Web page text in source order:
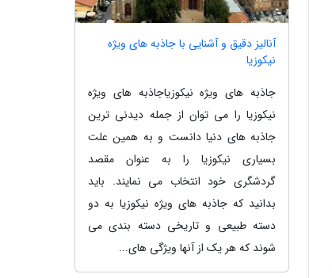
آنالیز دقیق و آشنایی با جاذبه های ویژه
نیکوزیا
جاذبه های ویژه نیکوزیاجاذبه های ویژه
نیکوزیا را می توان از جمله دیدنی ترین
جاذبه های دنیا دانست و به همین علت
بسیاری نیکوزیا را به عنوان مقصد
گردشگری خود انتخاب می نمایند. باید
بدانید که جاذبه های ویژه نیکوزیا به دو
دسته طبیعی و تاریخی دسته بندی می
شوند که هر یک از آنها ویژگی های...